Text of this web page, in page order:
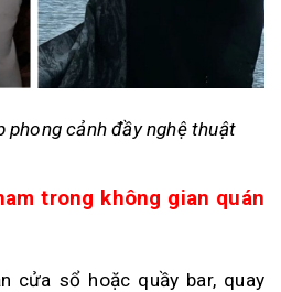
phong cảnh đầy nghệ thuật
trong không gian quán
cửa sổ hoặc quầy bar, quay